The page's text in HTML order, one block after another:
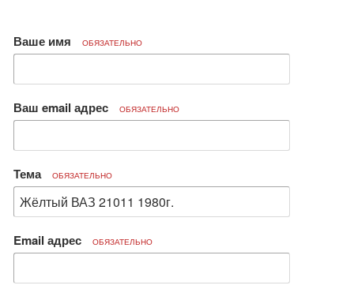
Ваше имя ОБЯЗАТЕЛЬНО
Ваш email адрес ОБЯЗАТЕЛЬНО
Тема ОБЯЗАТЕЛЬНО
Email адрес ОБЯЗАТЕЛЬНО